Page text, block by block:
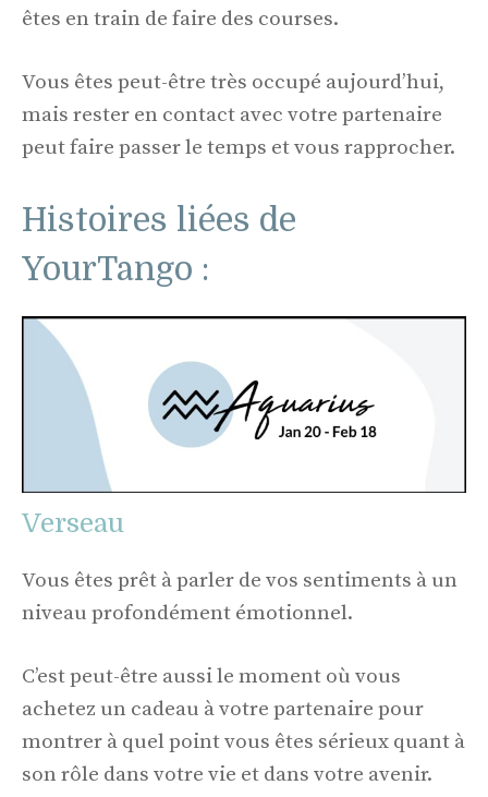
êtes en train de faire des courses.
Vous êtes peut-être très occupé aujourd’hui,
mais rester en contact avec votre partenaire
peut faire passer le temps et vous rapprocher.
Histoires liées de
YourTango :
Verseau
Vous êtes prêt à parler de vos sentiments à un
niveau profondément émotionnel.
C’est peut-être aussi le moment où vous
achetez un cadeau à votre partenaire pour
montrer à quel point vous êtes sérieux quant à
son rôle dans votre vie et dans votre avenir.